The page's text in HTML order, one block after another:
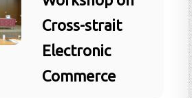
Cross-strait
Electronic
Commerce